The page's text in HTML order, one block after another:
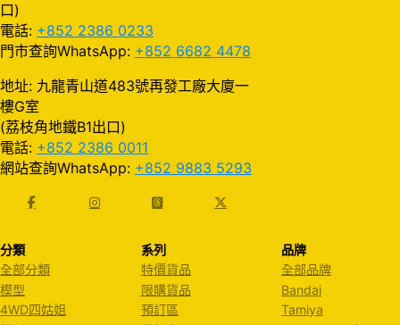
口)
電話: +852 2386 0233
門市查詢WhatsApp: +852 6682 4478
地址: 九龍青山道483號再發工廠大廈一
樓G室
(荔枝角地鐵B1出口)
電話: +852 2386 0011
網站查詢WhatsApp: +852 9883 5293
分類
全部分類
模型
4WD四姑姐
系列
特價貨品
限購貨品
預訂區
品牌
全部品牌
Bandai
Tamiya